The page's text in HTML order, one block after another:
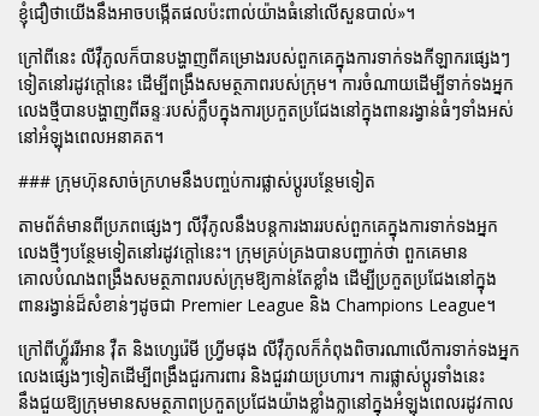
ខ្ញុំជឿថាយើងនឹងអាចបង្កើតផលប៉ះពាល់យ៉ាងធំនៅលើសួនបាល់»។
ក្រៅពីនេះ លីវ៉ឺភូលក៏បានបង្ហាញពីគម្រោងរបស់ពួកគេក្នុងការទាក់ទងកីឡាករផ្សេងៗ
ទៀតនៅរដូវក្តៅនេះ ដើម្បីពង្រឹងសមត្ថភាពរបស់ក្រុម។ ការចំណាយដើម្បីទាក់ទងអ្នក
លេងថ្មីបានបង្ហាញពីឆន្ទៈរបស់ក្លឹបក្នុងការប្រកួតប្រជែងនៅក្នុងពានរង្វាន់ធំៗទាំងអស់
នៅអំឡុងពេលអនាគត។
### ក្រុមហ៊ុនសាច់ក្រហមនឹងបញ្ចប់ការផ្លាស់ប្តូរបន្ថែមទៀត
តាមព័ត៌មានពីប្រភពផ្សេងៗ លីវ៉ឺភូលនឹងបន្តការងាររបស់ពួកគេក្នុងការទាក់ទងអ្នក
លេងថ្មីៗបន្ថែមទៀតនៅរដូវក្តៅនេះ។ ក្រុមគ្រប់គ្រងបានបញ្ជាក់ថា ពួកគេមាន
គោលបំណងពង្រឹងសមត្ថភាពរបស់ក្រុមឱ្យកាន់តែខ្លាំង ដើម្បីប្រកួតប្រជែងនៅក្នុង
ពានរង្វាន់ដ៏សំខាន់ៗដូចជា Premier League និង Champions League។
ក្រៅពីហ្វ្ល័ររីអាន វ៉ឺត និងហ្សេរ៉េមី ហ្វ្រីមផុង លីវ៉ឺភូលក៏កំពុងពិចារណាលើការទាក់ទងអ្នក
លេងផ្សេងៗទៀតដើម្បីពង្រឹងជួរការពារ និងជួរវាយប្រហារ។ ការផ្លាស់ប្តូរទាំងនេះ
នឹងជួយឱ្យក្រុមមានសមត្ថភាពប្រកួតប្រជែងយ៉ាងខ្លាំងក្លានៅក្នុងអំឡុងពេលរដូវកាល